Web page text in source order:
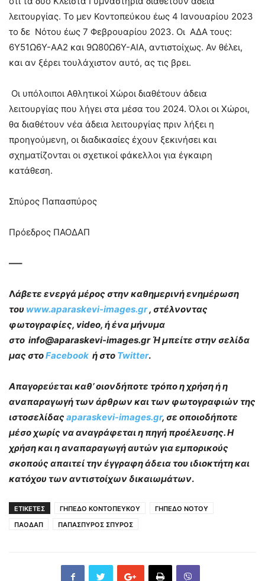
λειτουργίας. Το μεν Κοντοπεύκου έως 4 Ιανουαρίου 2023
το δε Νότου έως 7 Φεβρουαρίου 2023. Οι ΑΔΑ τους:
6Υ51Ω6Υ-ΑΑ2 και 9Ω80Ω6Υ-ΑΙΑ, αντιστοίχως. Αν θέλει,
και αν ξέρει τουλάχιστον αυτό, ας τις βρει.
Οι υπόλοιποι Αθλητικοί Χώροι διαθέτουν άδεια
λειτουργίας που λήγει στα μέσα του 2024. Όλοι οι Χώροι,
θα διαθέτουν νέα άδεια λειτουργίας πριν λήξει η
προηγούμενη, οι διαδικασίες έχουν ξεκινήσει και
σχηματίζονται οι σχετικοί φάκελλοι για έγκαιρη
κατάθεση.
Σπύρος Παπασπύρος
Πρόεδρος ΠΑΟΔΑΠ
—–
Λάβετε ενεργά μέρος στην καθημερινή ενημέρωση
του www.aparaskevi-images.gr, στέλνοντας
φωτογραφίες, video, ή ένα μήνυμα
στο info@aparaskevi-images.gr Ή μπείτε στην σελίδα
μας στοFacebook ή στο Twitter.
Απαγορεύεται καθ’ οιονδήποτε τρόπο η χρήση ή η
αναπαραγωγή των άρθρων και των φωτογραφιών της
ιστοσελίδας aparaskevi-images.gr, σε οποιοδήποτε
μέσο χωρίς να αναγράφεται η πηγή προέλευσης. Η
χρήση και η αναπαραγωγή αυτών για εμπορικούς
σκοπούς απαιτεί την έγγραφη άδεια του ιδιοκτήτη και
κατόχου των αντιστοίχων δικαιωμάτων.
ΕΤΙΚΕΤΕΣ ΓΗΠΕΔΟ ΚΟΝΤΟΠΕΥΚΟΥ
ΓΗΠΕΔΟ ΝΟΤΟΥ
ΠΑΟΔΑΠ
ΠΑΠΑΣΠΥΡΟΣ ΣΠΥΡΟΣ